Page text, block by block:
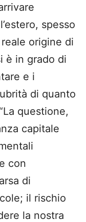
spesso
origine di
è in grado di
e i
di quanto
questione,
capitale
con
di
il rischio
la nostra